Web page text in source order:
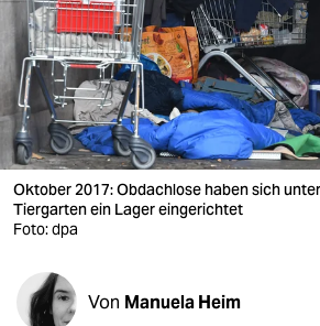
nord
wahrheit
verlag
verlag
veranstaltungen
shop
fragen & hilfe
Oktober 2017: Obdachlose haben sich
Tiergarten ein Lager eingerichtet
Foto: dpa
Von Manuela Heim